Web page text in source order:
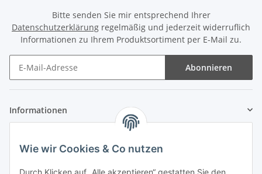
Bitte senden Sie mir entsprechend Ihrer
Datenschutzerklärung regelmäßig und jederzeit widerruflich
Informationen zu Ihrem Produktsortiment per E-Mail zu.
Abonnieren
Informationen
Zahlung & Versand
Wie wir Cookies & Co nutzen